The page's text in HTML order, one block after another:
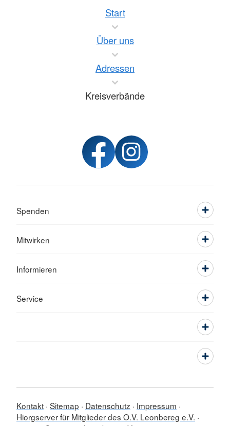
Start
Über uns
Adressen
Kreisverbände
Spenden
Mitwirken
Informieren
Service
Kontakt Sitemap Datenschutz
Impressum
Hiorgserver für Mitglieder des O.V. Leonbereg e.V.